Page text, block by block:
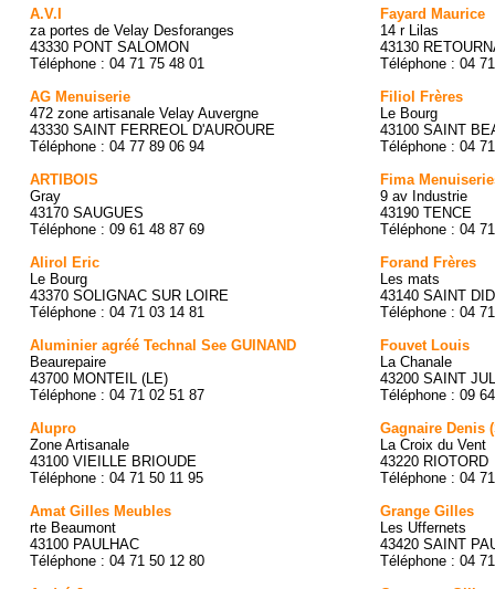
A.V.I
za portes de Velay Desforanges
43330 PONT SALOMON
Téléphone : 04 71 75 48 01
AG Menuiserie
472 zone artisanale Velay Auvergne
43330 SAINT FERREOL D'AUROURE
Téléphone : 04 77 89 06 94
ARTIBOIS
Gray
43170 SAUGUES
Téléphone : 09 61 48 87 69
Alirol Eric
Le Bourg
43370 SOLIGNAC SUR LOIRE
Téléphone : 04 71 03 14 81
Aluminier agréé Technal See GUINAND
Beaurepaire
43700 MONTEIL (LE)
Téléphone : 04 71 02 51 87
Alupro
Zone Artisanale
43100 VIEILLE BRIOUDE
Téléphone : 04 71 50 11 95
Amat Gilles Meubles
rte Beaumont
43100 PAULHAC
Téléphone : 04 71 50 12 80
Fayard Maurice
14 r Lilas
43130
Téléphone : 04
Filiol Frères
Le Bourg
43100 SAINT
Téléphone : 04
Fima
9 av Industrie
43190 TENCE
Téléphone : 04
Forand Frères
Les mats
43140 SAINT
Téléphone : 04
Fouvet Louis
La Chanale
43200 SAINT
Téléphone : 09
Gagnaire Denis
La Croix du Vent
43220 RIOTORD
Téléphone : 04
Grange Gilles
Les Uffernets
43420 SAINT
Téléphone : 04